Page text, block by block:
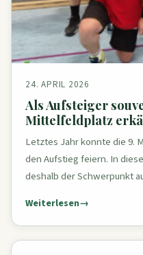
24. APRIL 2026
Als Aufsteiger
Mittelfeldplatz
Letztes Jahr konnte die 9.
den Aufstieg feiern. In
deshalb der Schwerpunkt
Weiterlesen